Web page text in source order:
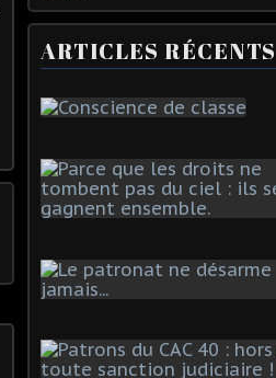
ARTICLES RÉCENTS